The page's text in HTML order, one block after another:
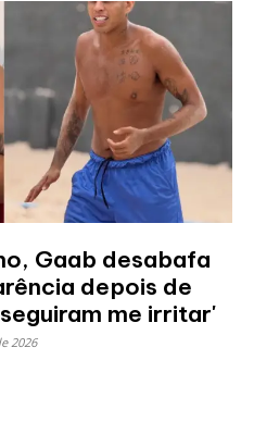
Gaab desabafa
depois de
me irritar'
2026